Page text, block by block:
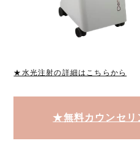
★水光注射の詳細はこちらから
★無料カウンセリ